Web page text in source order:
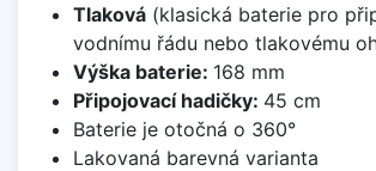
Tlaková(klasická baterie pro
vodnímu řádu nebo tlakovému
Výška baterie: 168 mm
Připojovací hadičky: 45 cm
Baterie je otočná o 360°
Lakovaná barevná varianta